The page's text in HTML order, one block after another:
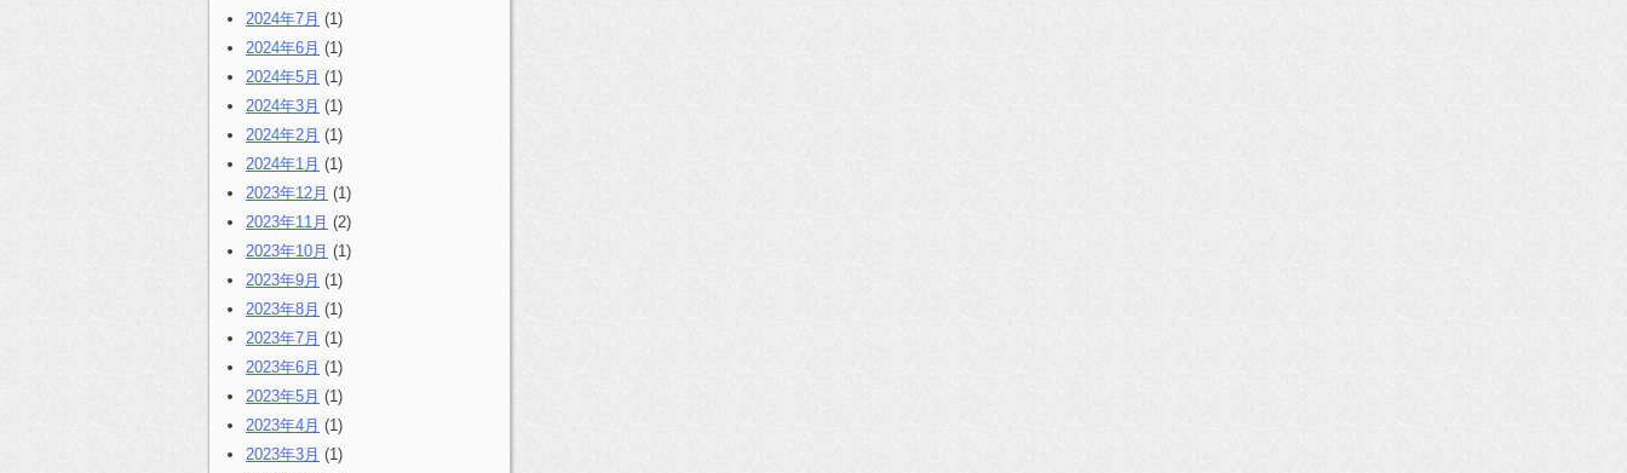
2024年7月 (1)
2024年6月 (1)
2024年5月 (1)
2024年3月 (1)
2024年2月 (1)
2024年1月 (1)
2023年12月 (1)
2023年11月 (2)
2023年10月 (1)
2023年9月 (1)
2023年8月 (1)
2023年7月 (1)
2023年6月 (1)
2023年5月 (1)
2023年4月 (1)
2023年3月 (1)